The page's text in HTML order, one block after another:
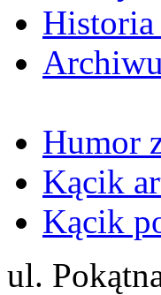
Humor
Kącik
Kącik
ul.